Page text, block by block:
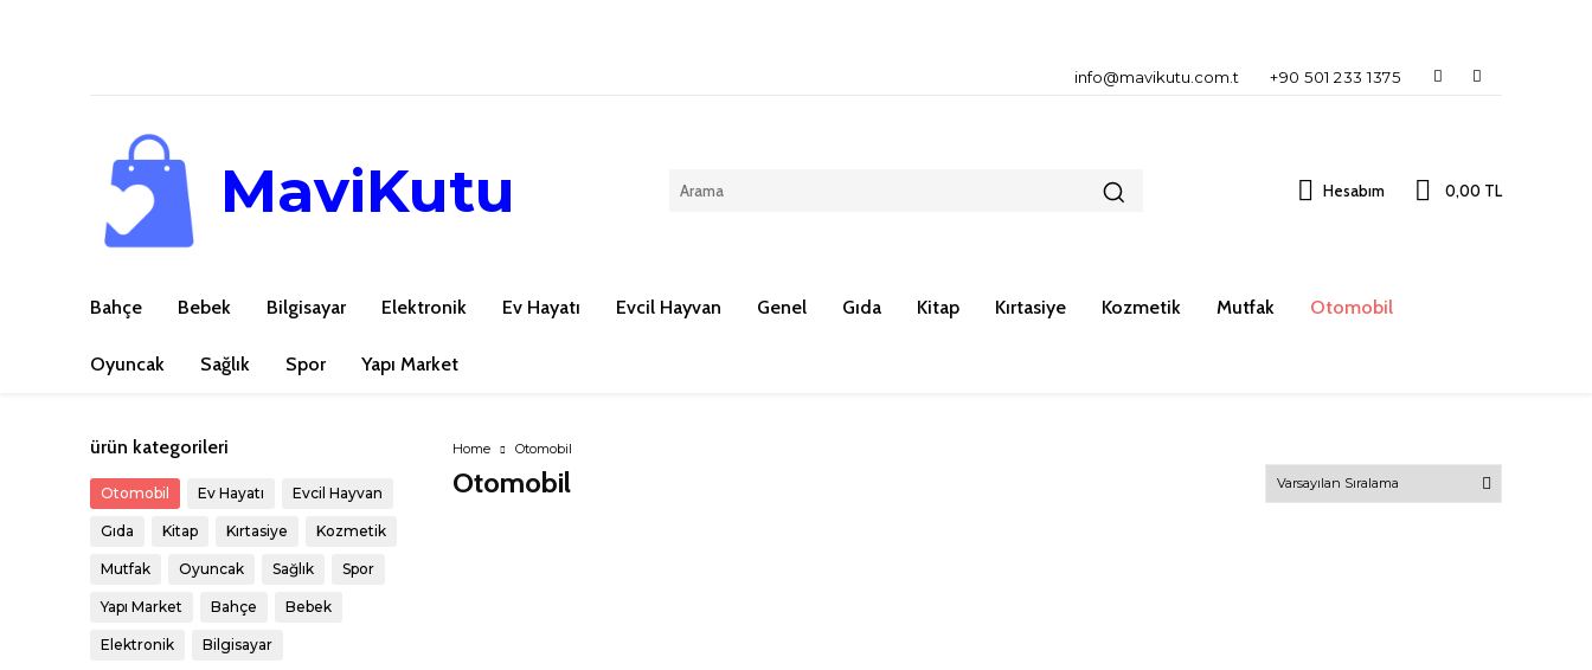
info@mavikutu.com.t +90 501 233 1375
MaviKutu Hesabım 0,00 TL
Bahçe Bebek Bilgisayar Elektronik Ev Hayatı Evcil Hayvan Genel Gıda Kitap Kırtasiye Kozmetik Mutfak Otomobil
Oyuncak Sağlık Spor Yapı Market
ürün kategorileri
Otomobil Ev Hayatı Evcil Hayvan
Gıda Kitap Kırtasiye Kozmetik
Mutfak Oyuncak Sağlık Spor
Yapı Market Bahçe Bebek
Elektronik Bilgisayar
Home Otomobil
Otomobil